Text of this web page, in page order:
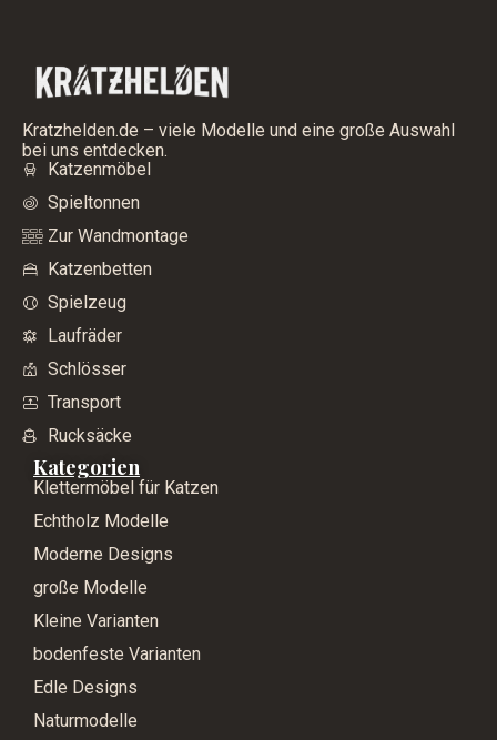
Kratzhelden.de – viele Modelle und eine große Auswahl
bei uns entdecken.
Katzenmöbel
Spieltonnen
Zur Wandmontage
Katzenbetten
Spielzeug
Laufräder
Schlösser
Transport
Rucksäcke
Kategorien
Klettermöbel für Katzen
Echtholz Modelle
Moderne Designs
große Modelle
Kleine Varianten
bodenfeste Varianten
Edle Designs
Naturmodelle